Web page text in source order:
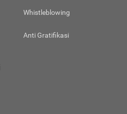
Whistleblowing
Anti Gratifikasi